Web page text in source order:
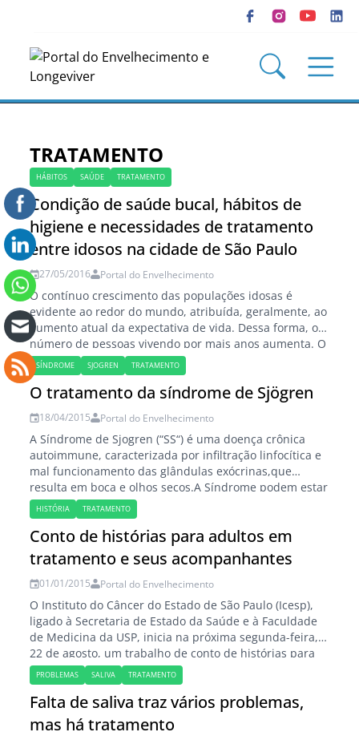
TRATAMENTO
HÁBITOS SAÚDE TRATAMENTO
Condição de saúde bucal, hábitos de
higiene e necessidades de tratamento
entre idosos na cidade de São Paulo
27/05/2016 Portal do Envelhecimento
O contínuo crescimento das populações idosas é
evidente ao redor do mundo, atribuída, geralmente, ao
aumento atual da expectativa de vida. Dessa forma, o
número de pessoas vivendo por mais anos aumenta. O
mais importante desafio hoje é incrementar a
qualidade de vida dos idosos, e a saúde bucal parece
ter importante papel no bem-estar…
SÍNDROME SJOGREN TRATAMENTO
O tratamento da síndrome de Sjögren
18/04/2015 Portal do Envelhecimento
A Síndrome de Sjogren (“SS“) é uma doença crônica
autoimmune, caracterizada por infiltração linfocítica e
mal funcionamento das glândulas exócrinas,que
resulta em boca e olhos secos.A Síndrome podem estar
presente tanto sozinha (SS Primária) como em um
contexto de uma doença do tecido conjuntivo de base
(SS secundária). Características sistêmicas, resultando
em envolvimento cutâneo, respiratório,…
HISTÓRIA TRATAMENTO
Conto de histórias para adultos em
tratamento e seus acompanhantes
01/01/2015 Portal do Envelhecimento
O Instituto do Câncer do Estado de São Paulo (Icesp),
ligado à Secretaria de Estado da Saúde e à Faculdade
de Medicina da USP, inicia na próxima segunda-feira,
22 de agosto, um trabalho de conto de histórias para
adultos em tratamento na unidade e seus
acompanhantes. Idealizado pelo Serviço de Hotelaria e
Hospitalidade do Icesp,…
PROBLEMAS SALIVA TRATAMENTO
Falta de saliva traz vários problemas,
mas há tratamento